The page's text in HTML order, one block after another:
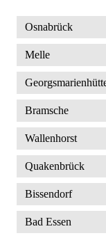
Osnabrück
Melle
Bramsche
Wallenhorst
Quakenbrück
Bissendorf
Bad Essen